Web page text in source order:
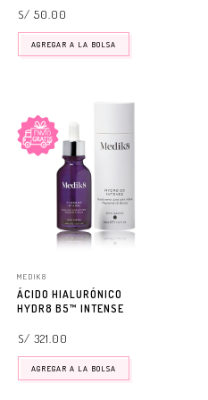
S/ 50.00
AGREGAR A LA BOLSA
MEDIK8
ÁCIDO HIALURÓNICO
HYDR8 B5™ INTENSE
S/ 321.00
AGREGAR A LA BOLSA